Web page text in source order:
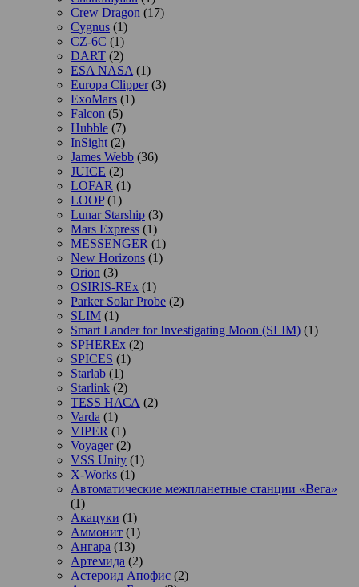
Crew Dragon (17)
Cygnus (1)
CZ-6C (1)
DART (2)
ESA NASA (1)
Europa Clipper(3)
ExoMars (1)
Falcon (5)
Hubble (7)
InSight (2)
James Webb (36)
JUICE (2)
LOFAR (1)
LOOP(1)
Lunar Starship (3)
Mars Express (1)
MESSENGER (1)
New Horizons (1)
Orion (3)
OSIRIS-REx (1)
Parker Solar Probe (2)
SLIM (1)
Smart Lander for Investigating Moon (SLIM) (1)
SPHEREx (2)
SPICES (1)
Starlab (1)
Starlink (2)
TESS НАСА (2)
Varda (1)
VIPER (1)
Voyager(2)
VSS Unity (1)
X-Works (1)
Автоматические межпланетные станции «Вега»
(1)
Акацуки (1)
Аммонит (1)
Ангара (13)
Артемида (2)
Астероид Апофис (2)